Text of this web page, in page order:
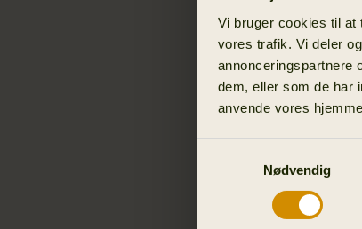
Vi bruger cookies til at
vores trafik. Vi deler
annonceringspartnere
dem, eller som de har
anvende vores
Nødvendig